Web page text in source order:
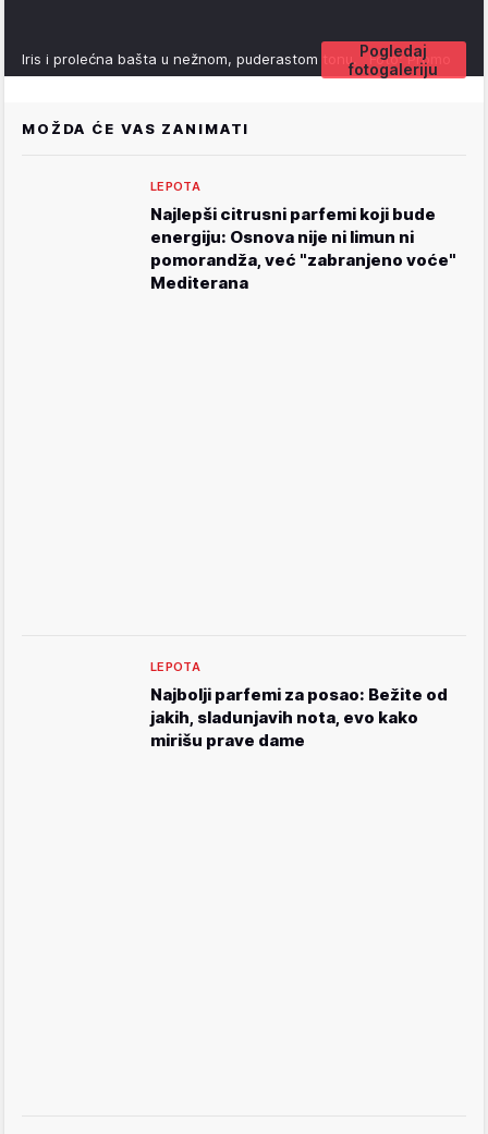
Pogledaj
fotogaleriju
Iris i prolećna bašta u nežnom, puderastom tonu. Foto: Promo
MOŽDA ĆE VAS ZANIMATI
LEPOTA
Najlepši citrusni parfemi koji bude
energiju: Osnova nije ni limun ni
pomorandža, već "zabranjeno voće"
Mediterana
LEPOTA
Najbolji parfemi za posao: Bežite od
jakih, sladunjavih nota, evo kako
mirišu prave dame